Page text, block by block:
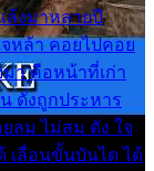
ล้งมาหลายปี
หล้า คอยไปคอย
า คือหน้าที่เก่า
ดั่งถูกประหาร
ลม ไม่สม ดัง ใจ
เลื่อนขั้นบันได ได้